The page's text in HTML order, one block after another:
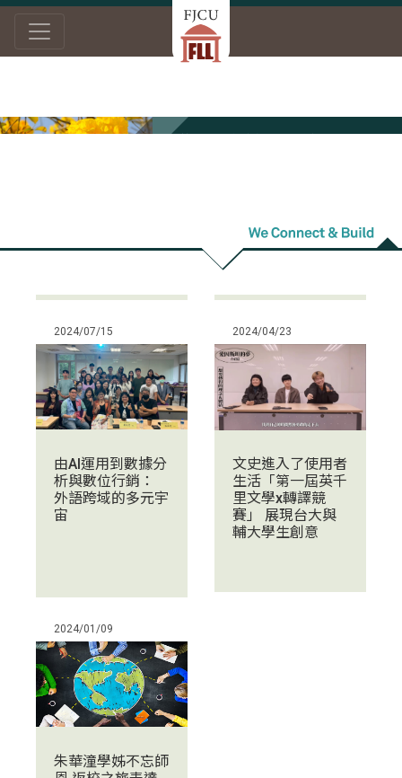
2024/07/15
由AI運用到數據分
析與數位行銷：
外語跨域的多元宇
宙
2024/04/23
文史進入了使用者
生活「第一屆英千
里文學x轉譯競
賽」 展現台大與
輔大學生創意
2024/01/09
朱華潼學姊不忘師